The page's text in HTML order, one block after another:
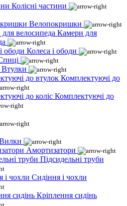
Колісні частини
Велопокришки
Камери для
Колеса і ободи
Втулки
Комплектуючі до
Комплектуючі до
Амортизатори
Підсидельні труби
Сидіння і чохли
Кріплення сидінь